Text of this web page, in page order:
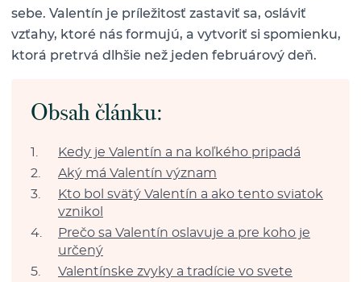
sebe. Valentín je príležitosť zastaviť sa, osláviť
vzťahy, ktoré nás formujú, a vytvoriť si spomienku,
ktorá pretrvá dlhšie než jeden februárový deň.
Obsah článku:
Kedy je Valentín a na koľkého pripadá
Aký má Valentín význam
Kto bol svätý Valentín a ako tento sviatok
vznikol
Prečo sa Valentín oslavuje a pre koho je
určený
Valentínske zvyky a tradície vo svete